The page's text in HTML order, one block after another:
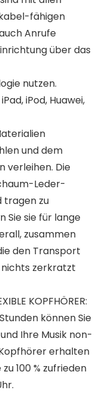
fähigen
Anrufe
über das
nutzen.
iPod, Huawei,
und dem
verleihen. Die
Leder-
tragen zu
Sie sie für lange
zusammen
den Transport
zerkratzt
KOPFHÖRER:
können Sie
Ihre Musik non-
erhalten
100 % zufrieden